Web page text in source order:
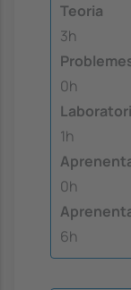
Teoria
3h
0h
Laboratori
1h
0h
6h